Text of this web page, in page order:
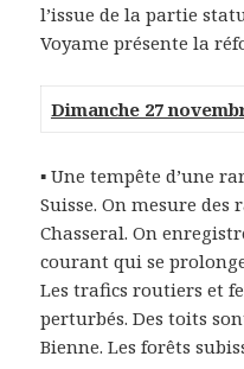
l’issue de la partie
Voyame présente la
Dimanche 27
▪ Une tempête d’une
Suisse. On mesure des
Chasseral. On
courant qui se
Les trafics routiers et
perturbés. Des toits
Bienne. Les forêts